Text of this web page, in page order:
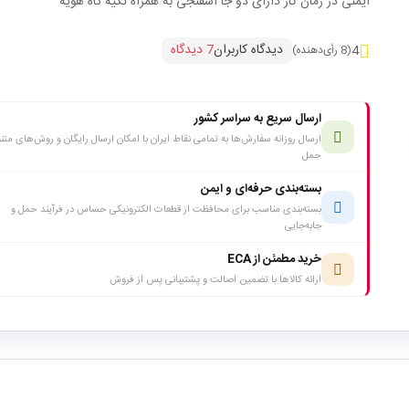
4(8 رأی‌دهنده) دیدگاه کاربران7 دیدگاه
ارسال سریع به سراسر کشور
ارسال روزانه سفارش‌ها به تمامی نقاط ایران با امکان ارسال رایگان و روش‌های
حمل
بسته‌بندی حرفه‌ای و ایمن
بسته‌بندی مناسب برای محافظت از قطعات الکترونیکی حساس در فرآیند حمل و
جابه‌جایی
خرید مطمئن از ECA
ارائه کالاها با تضمین اصالت و پشتیبانی پس از فروش